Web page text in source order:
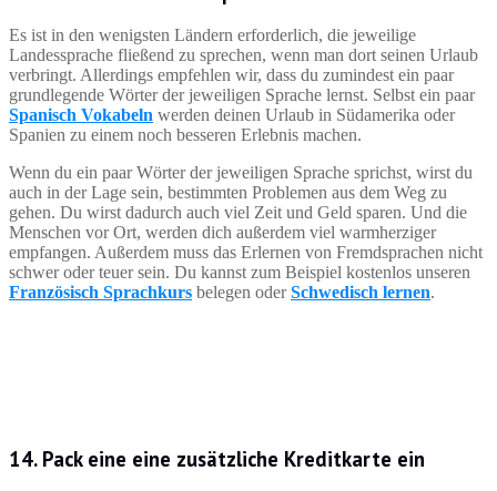
Es ist in den wenigsten Ländern erforderlich, die jeweilige
Landessprache fließend zu sprechen, wenn man dort seinen Urlaub
verbringt. Allerdings empfehlen wir, dass du zumindest ein paar
grundlegende Wörter der jeweiligen Sprache lernst. Selbst ein paar
Spanisch Vokabeln werden deinen Urlaub in Südamerika oder
Spanien zu einem noch besseren Erlebnis machen.
Wenn du ein paar Wörter der jeweiligen Sprache sprichst, wirst du
auch in der Lage sein, bestimmten Problemen aus dem Weg zu
gehen. Du wirst dadurch auch viel Zeit und Geld sparen. Und die
Menschen vor Ort, werden dich außerdem viel warmherziger
empfangen. Außerdem muss das Erlernen von Fremdsprachen nicht
schwer oder teuer sein. Du kannst zum Beispiel kostenlos unseren
Französisch Sprachkurs belegen oderSchwedisch lernen.
14. Pack eine eine zusätzliche Kreditkarte ein